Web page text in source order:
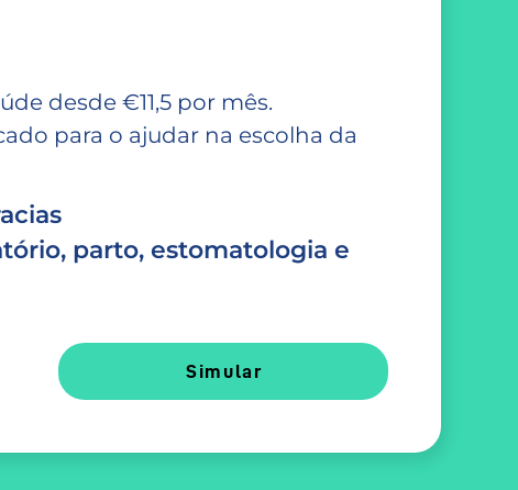
desde €11,5 por mês.
para o ajudar na escolha da
parto, estomatologia e
Simular